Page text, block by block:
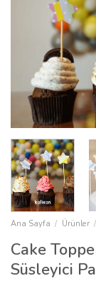
Ana Sayfa / Ürünler /
Cake
Süsleyici